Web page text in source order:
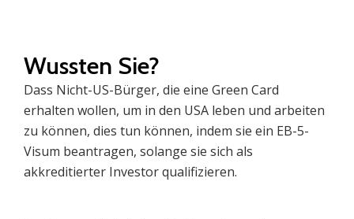
Wussten Sie?
Dass Nicht-US-Bürger, die eine Green Card
erhalten wollen, um in den USA leben und arbeiten
zu können, dies tun können, indem sie ein EB-5-
Visum beantragen, solange sie sich als
akkreditierter Investor qualifizieren.